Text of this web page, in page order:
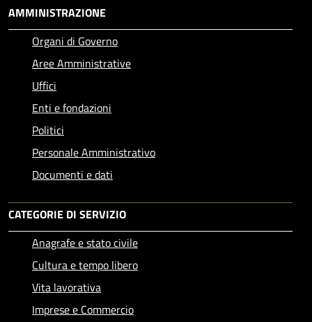
AMMINISTRAZIONE
Organi di Governo
Aree Amministrative
Uffici
Enti e fondazioni
Politici
Personale Amministrativo
Documenti e dati
CATEGORIE DI SERVIZIO
Anagrafe e stato civile
Cultura e tempo libero
Vita lavorativa
Imprese e Commercio